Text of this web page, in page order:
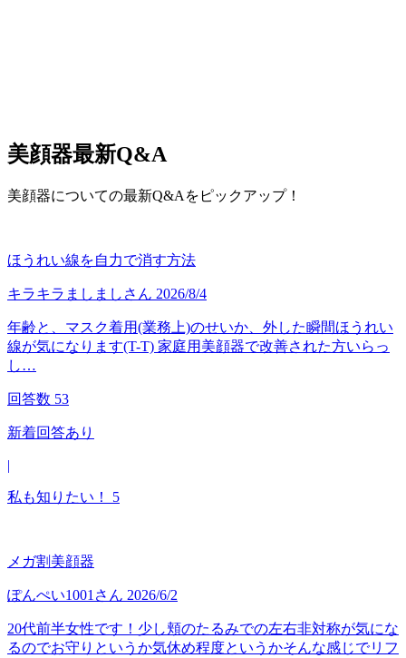
美顔器最新Q&A
美顔器についての最新Q&Aをピックアップ！
ほうれい線を自力で消す方法
キラキラましまし さん 2026/8/4
年齢と、マスク着用(業務上)のせいか、外した瞬間ほうれい
線が気になります(T-T) 家庭用美顔器で改善された方いらっ
し…
回答数 53
新着回答あり
|
私も知りたい！ 5
メガ割美顔器
ぽんぺい1001 さん 2026/6/2
20代前半女性です！少し頬のたるみでの左右非対称が気にな
るのでお守りというか気休め程度というかそんな感じでリフ